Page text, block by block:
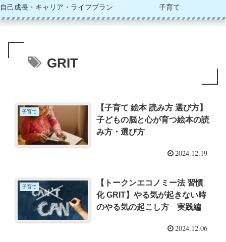
自己成長・キャリア・ライフプラン 子育て
GRIT
子育て
【子育て 絵本 読み方 選び方】
子どもの脳と心が育つ絵本の読
み方・選び方
2024.12.19
子育て
【トークンエコノミー法 習慣
化 GRIT】やる気が起きない時
のやる気の起こし方 実践編
2024.12.06